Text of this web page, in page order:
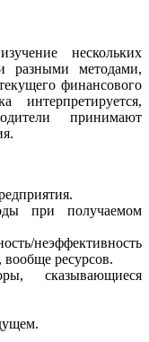
нескольких
разными методами,
финансового
интерпретируется,
принимают
при получаемом
неэффективность
вообще ресурсов.
сказывающиеся